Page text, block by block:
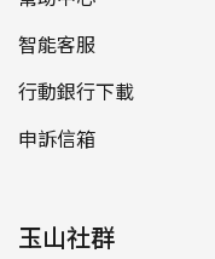
智能客服
行動銀行下載
申訴信箱
玉山社群